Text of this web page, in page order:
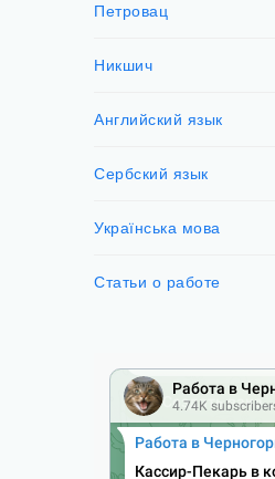
Петровац
Никшич
Английский язык
Сербский язык
Українська мова
Статьи о работе